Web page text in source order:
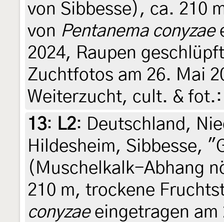
von Sibbesse), ca. 210
von Pentanema conyzae
2024, Raupen
Zuchtfotos am 26. Mai
Weiterzucht, cult. &
13: L2: Deutschland,
Hildesheim, Sibbesse,
(Muschelkalk-Abhang
210 m, trockene
conyzaeeingetragen am